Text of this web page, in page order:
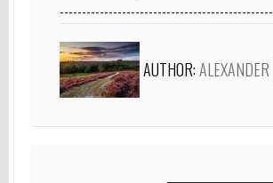
------------------------------------------------
AUTHOR:ALEXANDER